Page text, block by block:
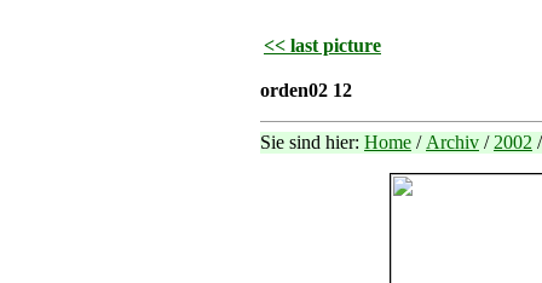
<< last picture
orden02 12
Sie sind hier: Home / Archiv / 2002